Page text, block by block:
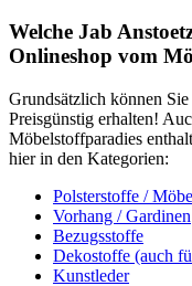
Welche Jab
Onlineshop vom
Grundsätzlich können Sie
Preisgünstig erhalten!
Möbelstoffparadies
hier in den Kategorien:
Polsterstoffe /
Vorhang / Gardinen
Bezugsstoffe
Dekostoffe (auch
Kunstleder